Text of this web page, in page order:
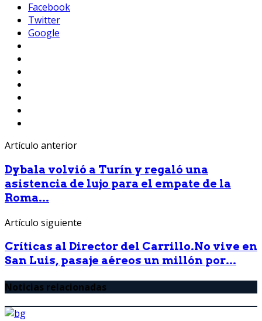
Facebook
Twitter
Google
Artículo anterior
Dybala volvió a Turín y regaló una
asistencia de lujo para el empate de la
Roma...
Artículo siguiente
Críticas al Director del Carrillo.No vive en
San Luis, pasaje aéreos un millón por...
Noticias relacionadas